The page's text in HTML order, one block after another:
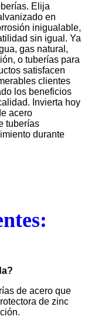
Elija
en
inigualable,
sin igual. Ya
gas natural,
o tuberías para
satisfacen
clientes
los beneficios
Invierta hoy
acero
tuberías
durante
de acero que
de zinc